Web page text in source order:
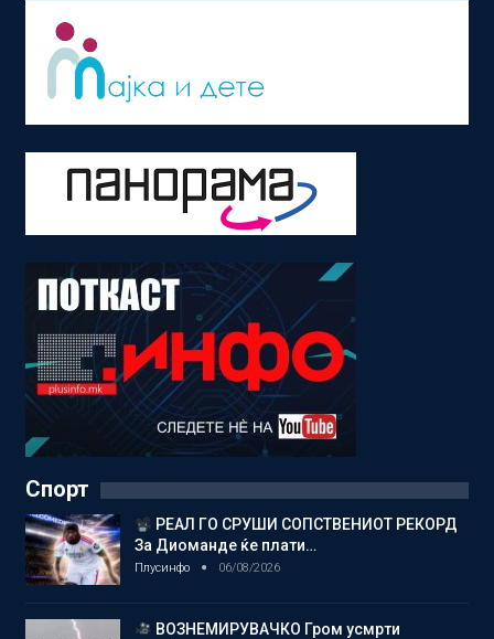
Спорт
РЕАЛ ГО СРУШИ СОПСТВЕНИОТ РЕКОРД
За Диоманде ќе плати…
Плусинфо 06/08/2026
ВОЗНЕМИРУВАЧКО Гром усмрти